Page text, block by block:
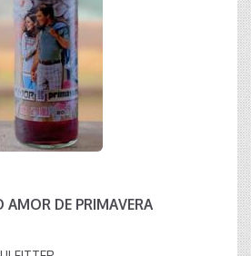
AMOR DE PRIMAVERA